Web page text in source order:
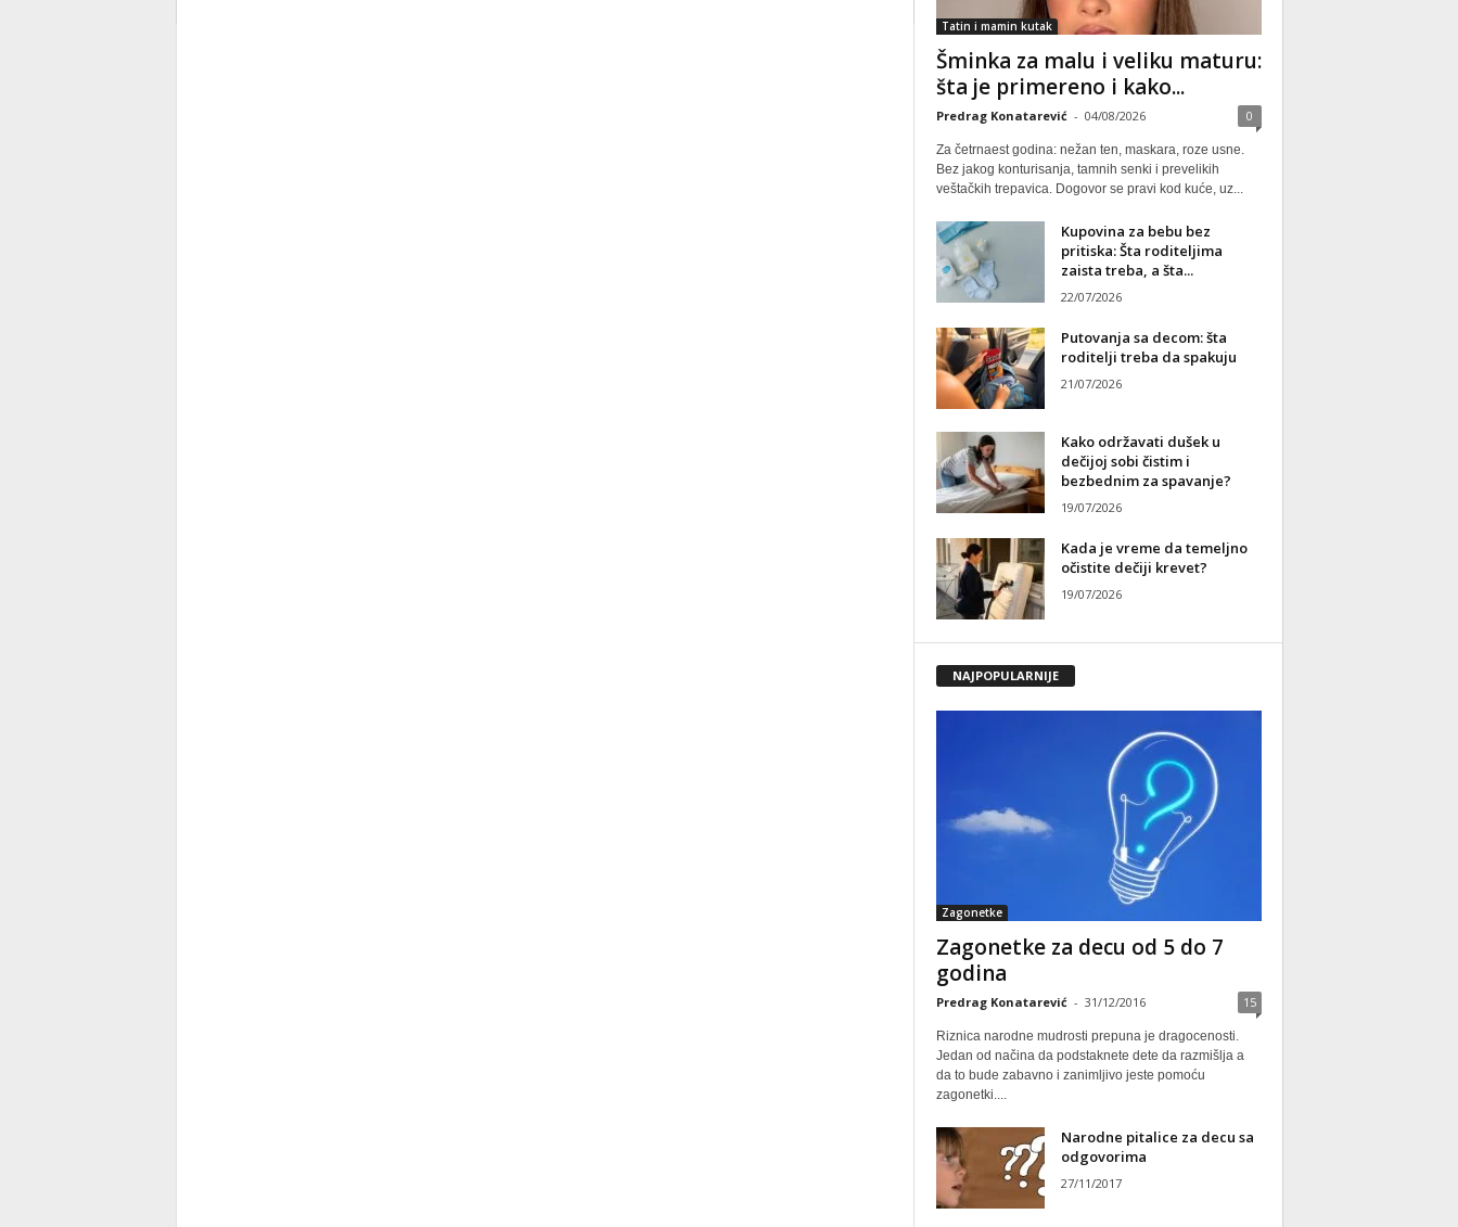
Tatin i mamin kutak
Šminka za malu i veliku maturu:
šta je primereno i kako...
Predrag Konatarević - 04/08/2026 0
Za četrnaest godina: nežan ten, maskara, roze usne.
Bez jakog konturisanja, tamnih senki i prevelikih
veštačkih trepavica. Dogovor se pravi kod kuće, uz...
Kupovina za bebu bez
pritiska: Šta roditeljima
zaista treba, a šta...
22/07/2026
Putovanja sa decom: šta
roditelji treba da spakuju
21/07/2026
Kako održavati dušek u
dečijoj sobi čistim i
bezbednim za spavanje?
19/07/2026
Kada je vreme da temeljno
očistite dečiji krevet?
19/07/2026
NAJPOPULARNIJE
Zagonetke
Zagonetke za decu od 5 do 7
godina
Predrag Konatarević - 31/12/2016 15
Riznica narodne mudrosti prepuna je dragocenosti.
Jedan od načina da podstaknete dete da razmišlja a
da to bude zabavno i zanimljivo jeste pomoću
zagonetki....
Narodne pitalice za decu sa
odgovorima
27/11/2017